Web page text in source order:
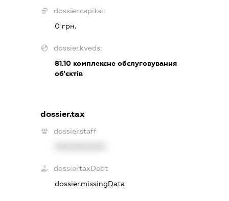
dossier.capital:
0 грн.
dossier.kveds:
81.10комплексне обслуговування
об'єктів
dossier.tax
dossier.staff
dossier.taxDebt
dossier.missingData